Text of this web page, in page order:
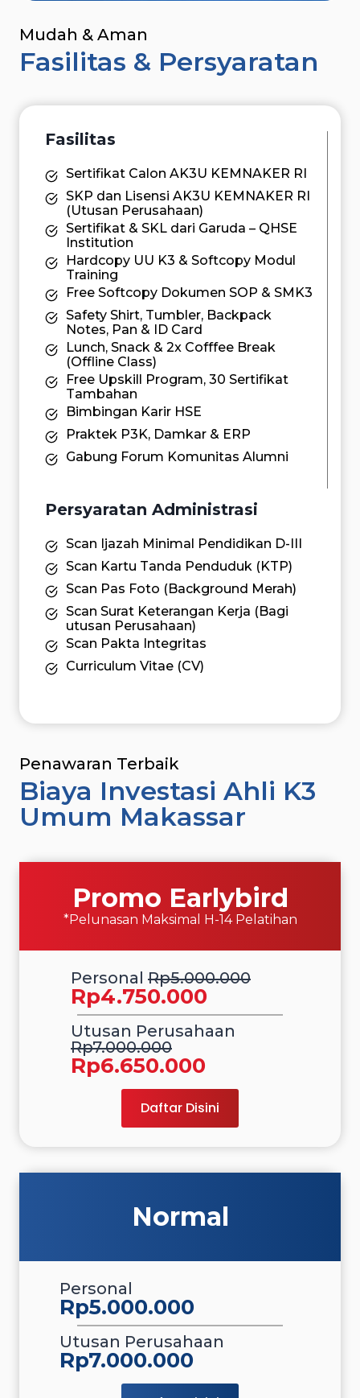
Mudah & Aman
Fasilitas & Persyaratan
Fasilitas
Sertifikat Calon AK3U KEMNAKER RI
SKP dan Lisensi AK3U KEMNAKER RI
(Utusan Perusahaan)
Sertifikat & SKL dari Garuda – QHSE
Institution
Hardcopy UU K3 & Softcopy Modul
Training
Free Softcopy Dokumen SOP & SMK3
Safety Shirt, Tumbler, Backpack
Notes, Pan & ID Card
Lunch, Snack & 2x Cofffee Break
(Offline Class)
Free Upskill Program, 30 Sertifikat
Tambahan
Bimbingan Karir HSE
Praktek P3K, Damkar & ERP
Gabung Forum Komunitas Alumni
Persyaratan Administrasi
Scan Ijazah Minimal Pendidikan D-III
Scan Kartu Tanda Penduduk (KTP)
Scan Pas Foto (Background Merah)
Scan Surat Keterangan Kerja (Bagi
utusan Perusahaan)
Scan Pakta Integritas
Curriculum Vitae (CV)
Penawaran Terbaik
Biaya Investasi Ahli K3
Umum Makassar
Promo Earlybird
*Pelunasan Maksimal H-14 Pelatihan
Personal Rp5.000.000
Rp4.750.000
Utusan Perusahaan
Rp7.000.000
Rp6.650.000
Daftar Disini
Normal
Personal
Rp5.000.000
Utusan Perusahaan
Rp7.000.000